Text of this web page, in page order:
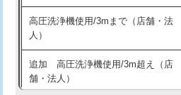
給水管工事※（土の掘削・埋め戻し作
業)
給水管工事※（塩ビ管（VP・HI）使
用/3ｍまで)
高圧洗浄機使用/3mまで（店舗・法
人）
追加 高圧洗浄機使用/3m超え（店
舗・法人）